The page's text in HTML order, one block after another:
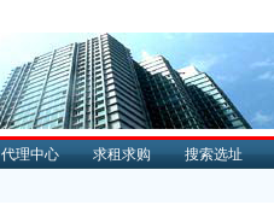
代理中心 求租求购 搜索选址